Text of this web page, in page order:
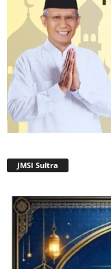
JMSI Sultra